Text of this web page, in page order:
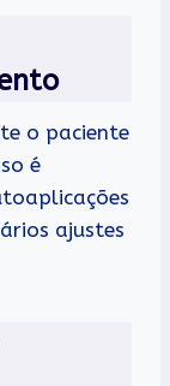
o paciente
é
ajustes